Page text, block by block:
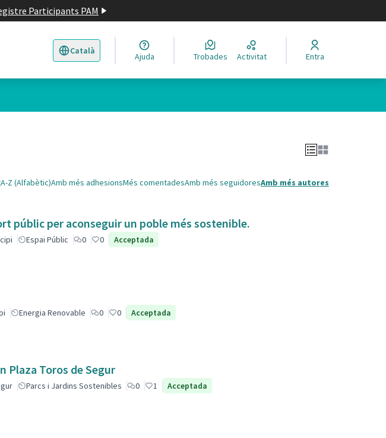
Participants PAM
Català
Triar la llengua Elegir el idioma
Ajuda Trobades Activitat Entra
A-Z (Alfabètic)Amb més adhesionsMés comentadesAmb més seguidoresAmb més autores
públic per aconseguir un poble més sostenible.
Espai Públic 0 0 Acceptada
Energia Renovable 0 0 Acceptada
Plaza Toros de Segur
Parcs i Jardins Sostenibles 0 1 Acceptada